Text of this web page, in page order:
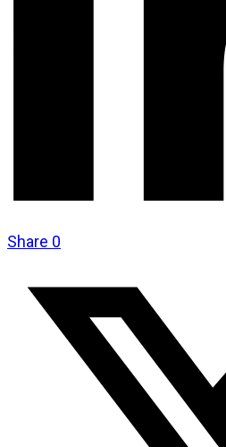
Share 0